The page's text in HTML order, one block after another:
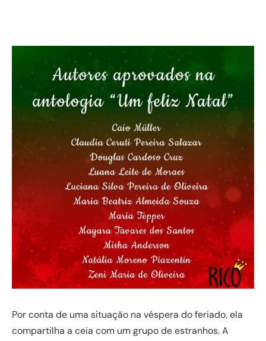
Por conta de uma situação na véspera do feriado, ela
compartilha a ceia com um grupo de estranhos. A